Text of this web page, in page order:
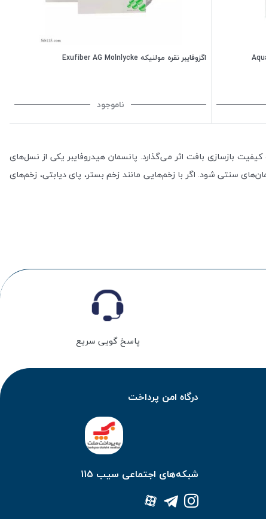
اگزوفایبر نقره مولنیکه Exufiber AG Molnlycke
ناموجود
بازسازی بافت اثر می‌گذارد. پانسمان هیدروفایبر یکی از نسل‌های
سنتی شود. اگر با زخم‌هایی مانند زخم بستر، پای دیابتی، زخم‌های
پاسخ گویی سریع
درگاه امن پرداخت
شبکه‌های اجتماعی سیب 115